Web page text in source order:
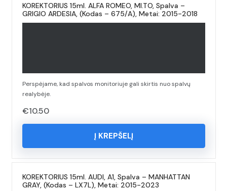
KOREKTORIUS 15ml. ALFA ROMEO, MI.TO, Spalva –
GRIGIO ARDESIA, (Kodas – 675/A), Metai: 2015-2018
Perspėjame, kad spalvos monitoriuje gali skirtis nuo spalvų
realybėje.
€10.50
Į KREPŠELĮ
KOREKTORIUS 15ml. AUDI, A1, Spalva – MANHATTAN
GRAY, (Kodas – LX7L), Metai: 2015-2023